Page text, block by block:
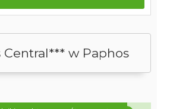
Central*** w Paphos